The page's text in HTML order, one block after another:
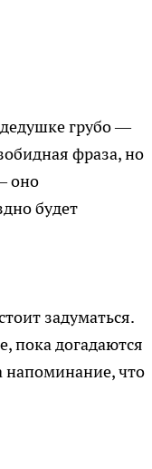
дедушке грубо —
фраза, но
оно
будет
задуматься.
пока догадаются
напоминание, что